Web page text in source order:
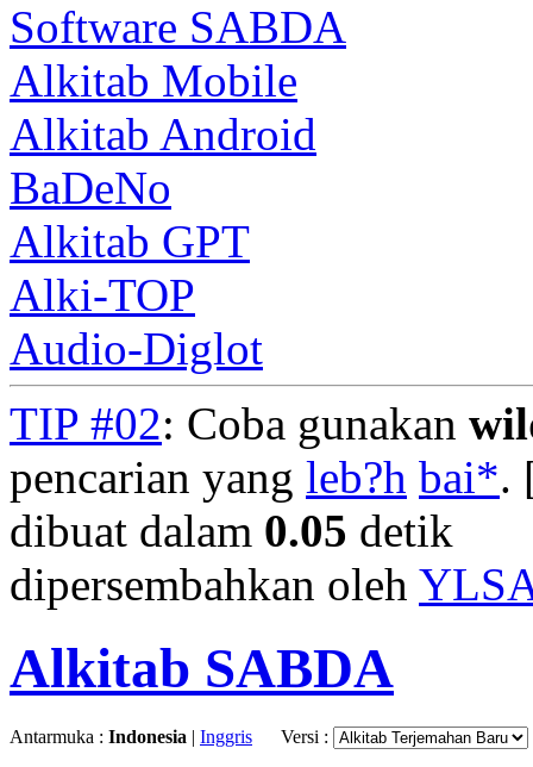
Software SABDA
Alkitab Mobile
Alkitab Android
BaDeNo
Alkitab GPT
Alki-TOP
Audio-Diglot
TIP #02: Coba gunakan
pencarian yang leb?h bai*.
dibuat dalam 0.05 detik
dipersembahkan oleh
Alkitab SABDA
Antarmuka : Indonesia | Inggris Versi :